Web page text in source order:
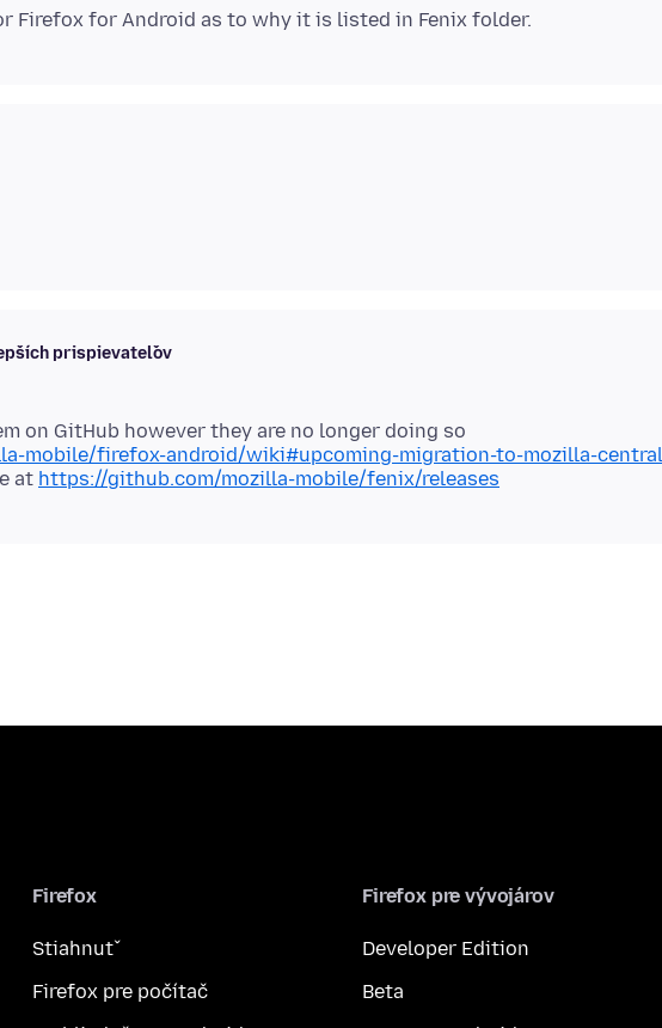
prispievateľov
on GitHub however they are no longer doing so
mobile/firefox-android/wiki#upcoming-migration-to-mozilla-central
at https://github.com/mozilla-mobile/fenix/releases
Firefox
Stiahnuť
Firefox pre počítač
Firefox pre vývojárov
Developer Edition
Beta